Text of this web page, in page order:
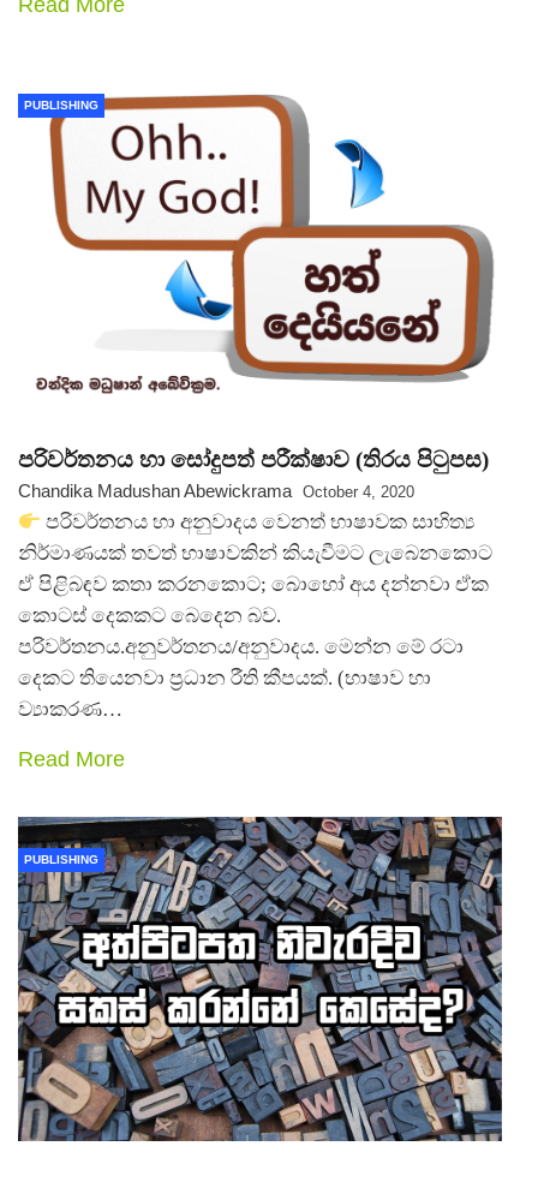
Read More
PUBLISHING
පරිවර්තනය හා සෝදුපත් පරීක්ෂාව (තිරය පිටුපස)
Chandika Madushan Abewickrama October 4, 2020
පරිවර්තනය හා අනුවාදය වෙනත් භාෂාවක සාහිත්‍ය
නිර්මාණයක් තවත් භාෂාවකින් කියැවීමට ලැබෙනකොට
ඒ පිළිබඳව කතා කරනකොට; බොහෝ අය දන්නවා ඒක
කොටස් දෙකකට බෙදෙන බව.
පරිවර්තනය.අනුවර්තනය/අනුවාදය. මෙන්න මේ රටා
දෙකට තියෙනවා ප්‍රධාන රීති කීපයක්. (භාෂාව හා
ව්‍යාකරණ…
Read More
PUBLISHING